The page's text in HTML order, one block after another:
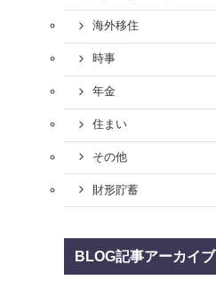
海外移住
時事
年金
住まい
その他
財形貯蓄
BLOG記事アーカイブ